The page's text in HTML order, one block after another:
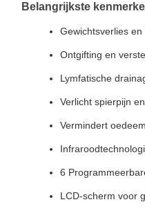
Belangrijkste
Gewichtsverlies
Ontgifting en
Lymfatische
Verlicht spierpijn
Vermindert
6
LCD-scherm voor